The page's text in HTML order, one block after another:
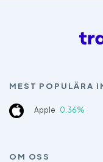
MEST POPULÄRA
Apple 0.36%
OM OSS